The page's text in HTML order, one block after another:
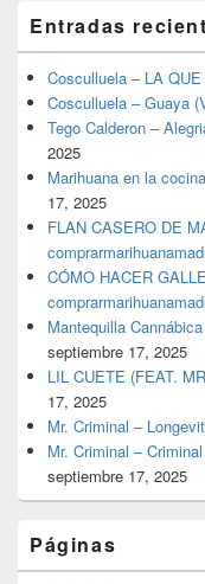
Entradas
Cosculluela – LA
Cosculluela – Guaya
Tego Calderon –
2025
Marihuana en la
17, 2025
FLAN CASERO DE
CÓMO HACER
Mantequilla
septiembre 17, 2025
LIL CUETE (FEAT.
17, 2025
Mr. Criminal –
Mr. Criminal –
septiembre 17, 2025
Páginas